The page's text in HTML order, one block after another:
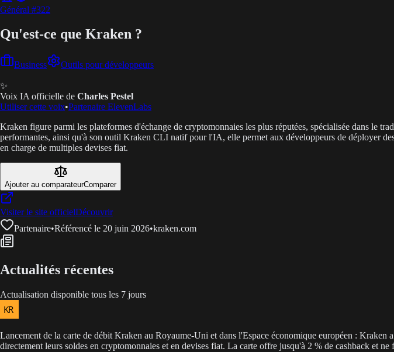
Général #322
Qu'est-ce que Kraken ?
Business Outils pour développeurs
✨
Voix IA officielle de Charles Pestel
Utiliser cette voix•Partenaire ElevenLabs
Kraken figure parmi les plateformes d'échange de cryptomonnaies les plus réputées, spécialisée dans le
performantes, ainsi qu'à son outil Kraken CLI natif pour l'IA, elle permet aux développeurs de déployer
en charge de multiples devises fiat.
Ajouter au comparateurComparer
Visiter le site officielDécouvrir
Partenaire•Référencé le 20 juin 2026•kraken.com
Actualités récentes
Actualisation disponible tous les 7 jours
Lancement de la carte de débit Kraken au Royaume-Uni et dans l'Espace économique européen :
directement leurs soldes en cryptomonnaies et en devises fiat. La carte offre jusqu'à 2 % de cashback et